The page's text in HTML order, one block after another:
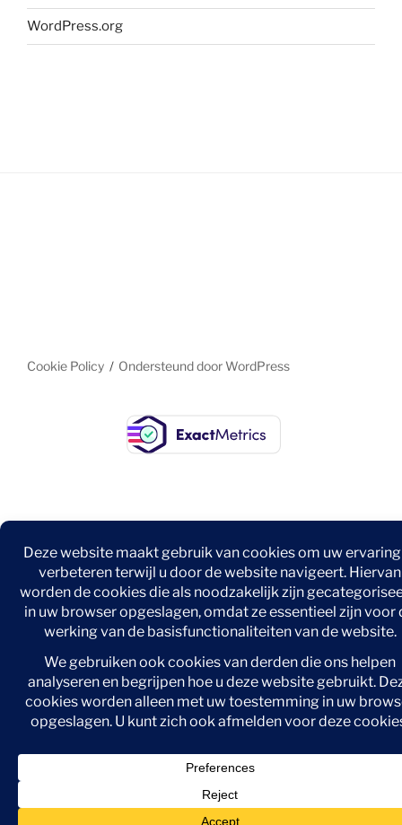
WordPress.org
Cookie Policy Ondersteund door WordPress